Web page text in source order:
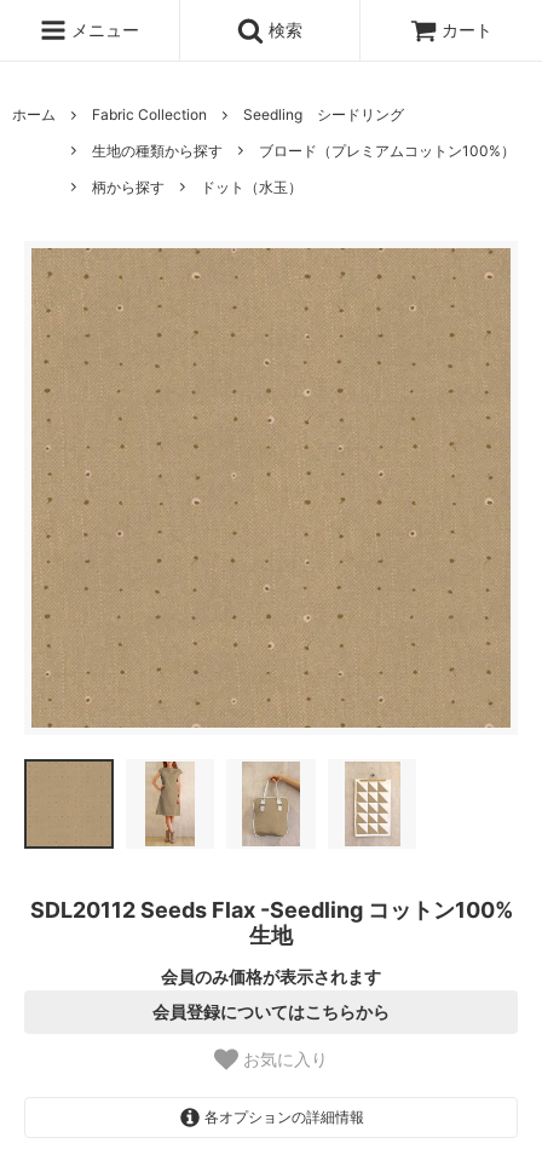
メニュー 検索 カート
ホーム Fabric Collection
Seedling シードリング
生地の種類から探す
ブロード（プレミアムコットン100%）
柄から探す
ドット（水玉）
SDL20112 Seeds Flax -Seedling コットン100%
生地
会員のみ価格が表示されます
会員登録についてはこちらから
お気に入り
各オプションの詳細情報